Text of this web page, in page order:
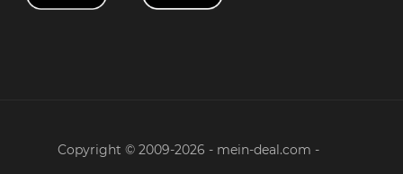
Copyright © 2009-2026 - mein-deal.com -